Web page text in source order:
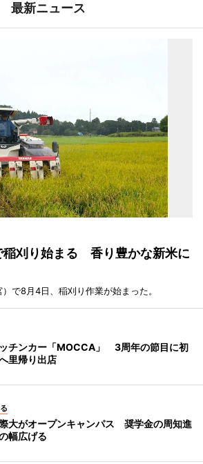
最新ニュース
稲刈り始まる 香り豊かな新米に
で8月4日、稲刈り作業が始まった。
チンカー「MOCCA」 3周年の節目に初
里帰り出店
大がオープンキャンパス 奨学金の周知進
幅広げる